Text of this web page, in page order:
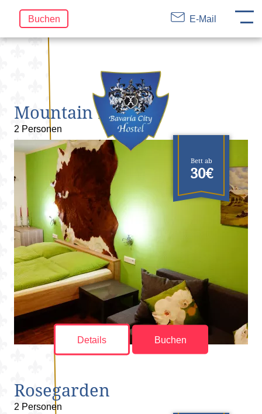
FR
Navigation
überspringen
Buchen E-Mail
Mountain Lodge
2 Personen
Bett ab
30€
Details Buchen
Rosegarden
2 Personen